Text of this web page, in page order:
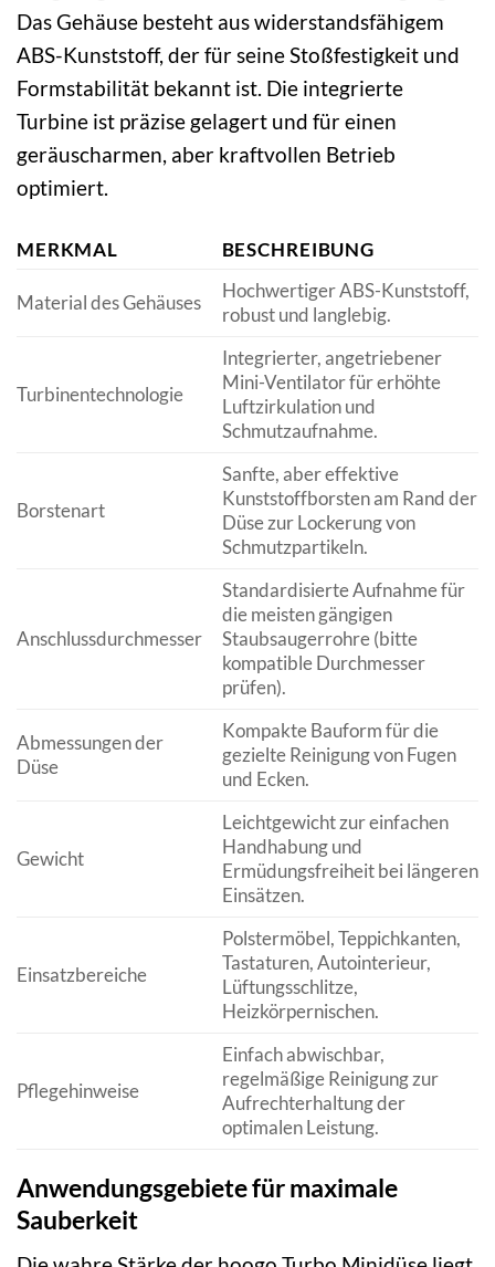
Das Gehäuse besteht aus widerstandsfähigem
ABS-Kunststoff, der für seine Stoßfestigkeit und
Formstabilität bekannt ist. Die integrierte
Turbine ist präzise gelagert und für einen
geräuscharmen, aber kraftvollen Betrieb
optimiert.
MERKMAL BESCHREIBUNG
Material des Gehäuses
Hochwertiger ABS-Kunststoff,
robust und langlebig.
Turbinentechnologie
Integrierter, angetriebener
Mini-Ventilator für erhöhte
Luftzirkulation und
Schmutzaufnahme.
Borstenart
Sanfte, aber effektive
Kunststoffborsten am Rand der
Düse zur Lockerung von
Schmutzpartikeln.
Anschlussdurchmesser
Standardisierte Aufnahme für
die meisten gängigen
Staubsaugerrohre (bitte
kompatible Durchmesser
prüfen).
Abmessungen der
Düse
Kompakte Bauform für die
gezielte Reinigung von Fugen
und Ecken.
Gewicht
Leichtgewicht zur einfachen
Handhabung und
Ermüdungsfreiheit bei längeren
Einsätzen.
Einsatzbereiche
Polstermöbel, Teppichkanten,
Tastaturen, Autointerieur,
Lüftungsschlitze,
Heizkörpernischen.
Pflegehinweise
Einfach abwischbar,
regelmäßige Reinigung zur
Aufrechterhaltung der
optimalen Leistung.
Anwendungsgebiete für maximale
Sauberkeit